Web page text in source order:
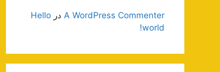
A WordPress Commenter در Hello
world!